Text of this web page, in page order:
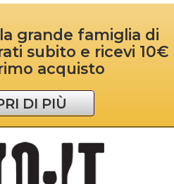
grande famiglia di
subito e ricevi 10€
acquisto
DI PIÙ